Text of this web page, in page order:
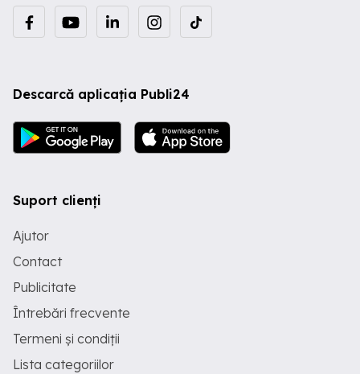
Descarcă aplicația Publi24
Suport clienți
Ajutor
Contact
Publicitate
Întrebări frecvente
Termeni și condiții
Lista categoriilor